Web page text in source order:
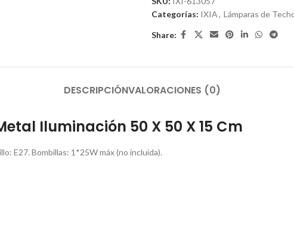
Categorías: IXIA, Lámparas de
Share:
DESCRIPCIÓNVALORACIONES (0)
Iluminación 50 X 50 X 15 Cm
E27. Bombillas: 1*25W máx (no incluida).